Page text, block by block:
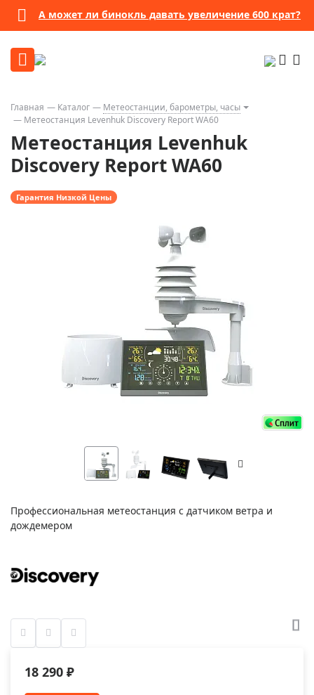
А может ли бинокль давать увеличение 600 крат?
Главная Каталог
Метеостанции, барометры, часы
Метеостанция Levenhuk Discovery Report WA60
Метеостанция Levenhuk
Discovery Report WA60
Гарантия Низкой Цены
Профессиональная метеостанция с датчиком ветра и
дождемером
18 290 ₽